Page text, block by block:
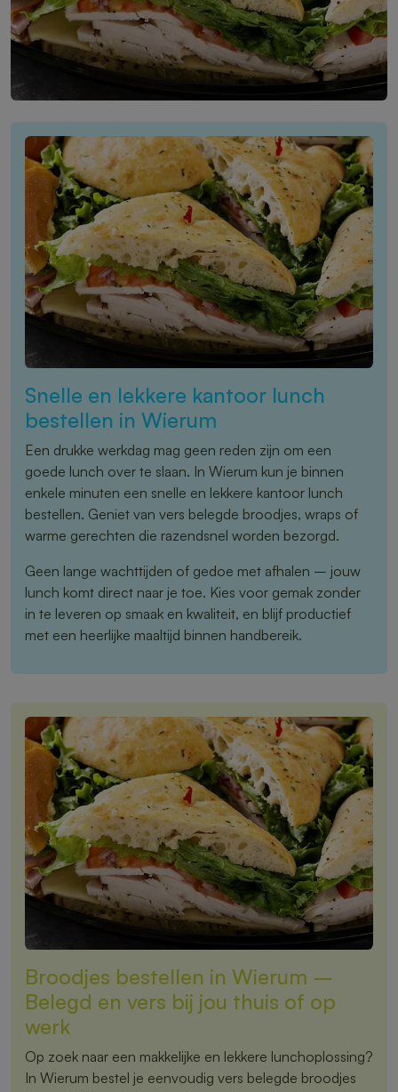
Snelle en lekkere kantoor lunch
bestellen in Wierum
Een drukke werkdag mag geen reden zijn om een
goede lunch over te slaan. In Wierum kun je binnen
enkele minuten een snelle en lekkere kantoor lunch
bestellen. Geniet van vers belegde broodjes, wraps of
warme gerechten die razendsnel worden bezorgd.
Geen lange wachttijden of gedoe met afhalen – jouw
lunch komt direct naar je toe. Kies voor gemak zonder
in te leveren op smaak en kwaliteit, en blijf productief
met een heerlijke maaltijd binnen handbereik.
Broodjes bestellen in Wierum –
Belegd en vers bij jou thuis of op
werk
Op zoek naar een makkelijke en lekkere lunchoplossing?
In Wierum bestel je eenvoudig vers belegde broodjes